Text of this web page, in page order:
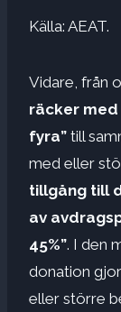
Källa: AEAT.
Vidare, från
räcker
fyra” till
med eller
tillgång till
av
45%”. I den
donation
eller större